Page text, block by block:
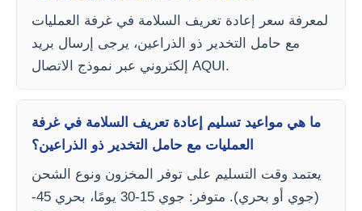
لمعرفة سعر إعادة تعريف السلامة في غرفة العمليات
مع حامل التخدير ذو الذراعين، يرجى إرسال بريد
إلكتروني عبر نموذج الاتصال AQUI.
ما هي مواعيد تسليم إعادة تعريف السلامة في غرفة
العمليات مع حامل التخدير ذو الذراعين؟
يعتمد وقت التسليم على توفر المخزون ونوع الشحن
(جوي أو بحري). متوفر: جوي 15-30 يومًا، بحري 45-